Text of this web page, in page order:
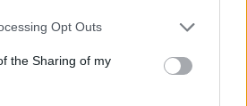
app uses one or more Google
usage behaviour. You may click to
Google and its third-party tags to
specified purposes in below Google
Opt Outs
the Sharing of my